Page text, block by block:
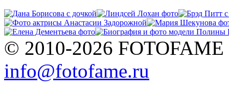
© 2010-2026 FOTOFAME
info@fotofame.ru